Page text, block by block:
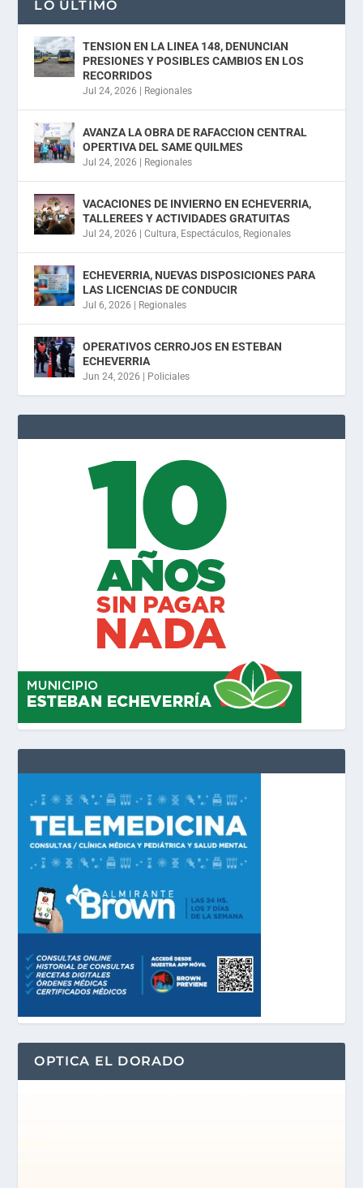
LO ÚLTIMO
TENSION EN LA LINEA 148, DENUNCIAN
PRESIONES Y POSIBLES CAMBIOS EN LOS
RECORRIDOS
Jul 24, 2026 | Regionales
AVANZA LA OBRA DE RAFACCION CENTRAL
OPERTIVA DEL SAME QUILMES
Jul 24, 2026 | Regionales
VACACIONES DE INVIERNO EN ECHEVERRIA,
TALLEREES Y ACTIVIDADES GRATUITAS
Jul 24, 2026 |Cultura Espectáculos Regionales
ECHEVERRIA, NUEVAS DISPOSICIONES PARA
LAS LICENCIAS DE CONDUCIR
Jul 6, 2026 | Regionales
OPERATIVOS CERROJOS EN ESTEBAN
ECHEVERRIA
Jun 24, 2026 | Policiales
OPTICA EL DORADO